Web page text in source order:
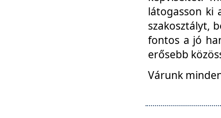
látogasson ki
szakosztályt,
fontos a jó
erősebb
Várunk